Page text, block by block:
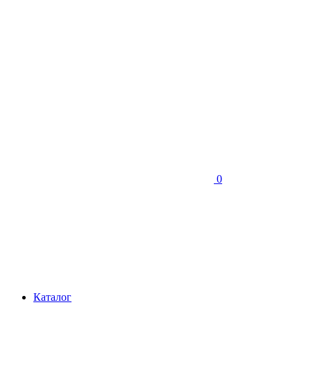
0
Каталог